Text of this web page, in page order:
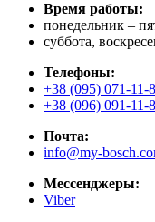
Время работы:
понедельник –
суббота,
Телефоны:
+38 (095) 071-11-
+38 (096) 091-11-
Почта:
info@my-
Мессенджеры:
Viber